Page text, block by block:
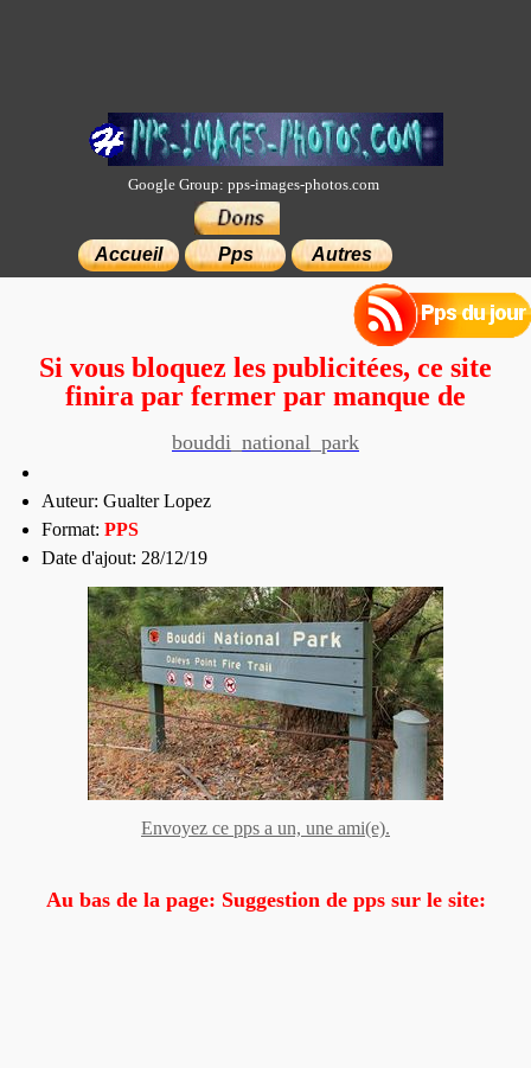
Accueil Pps Autres
Google Group: pps-images-photos.com
×
Si vous bloquez les publicitées, ce site
finira par fermer par manque de
bouddi_national_park
Auteur: Gualter Lopez
Format: PPS
Date d'ajout: 28/12/19
Envoyez ce pps a un, une ami(e).
Au bas de la page: Suggestion de pps sur le site: